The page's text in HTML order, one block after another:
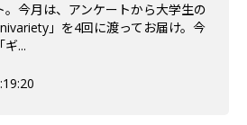
。今月は、アンケートから大学生の
」を4回に渡ってお届け。今
...